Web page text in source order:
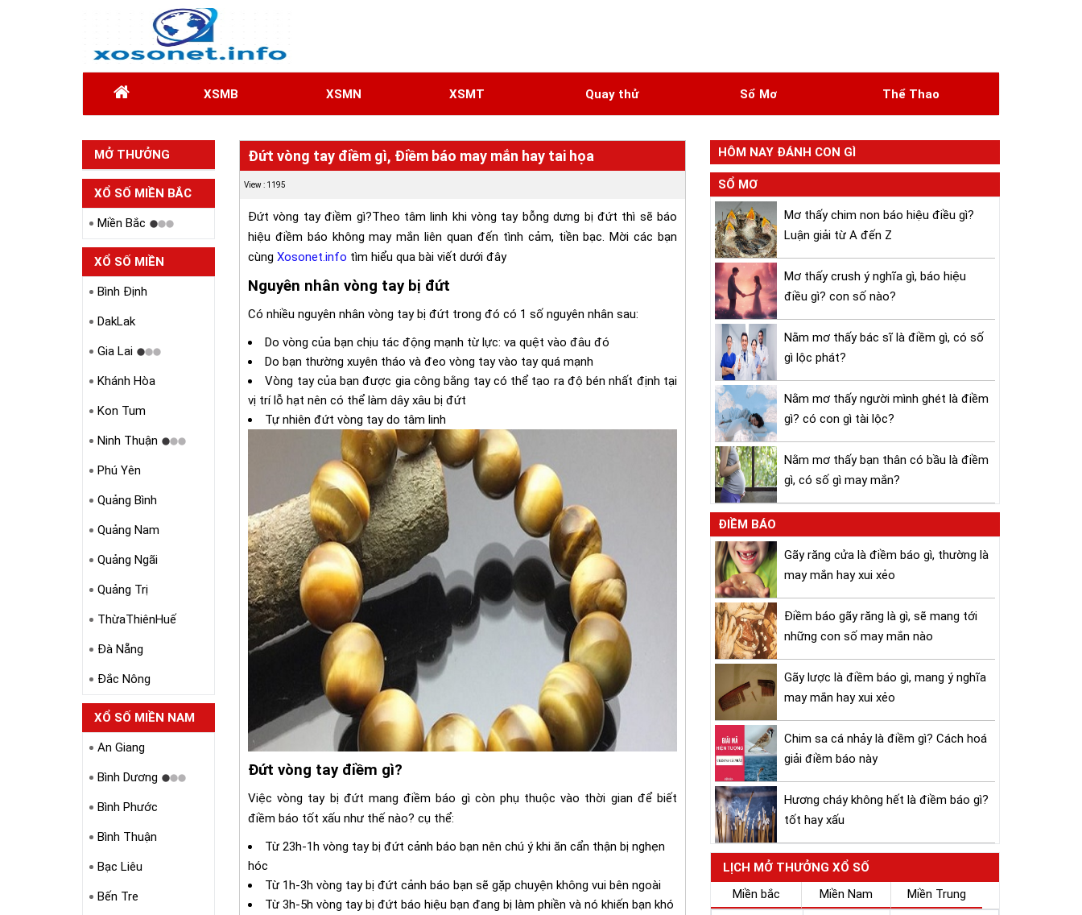
XSMB XSMN XSMT Quay thử Sổ Mơ Thể Thao
MỞ THƯỞNG
HÔM QUA
XỔ SỐ MIỀN BẮC
Miền Bắc
XỔ SỐ MIỀN
TRUNG
Bình Định
DakLak
Gia Lai
Khánh Hòa
Kon Tum
Ninh Thuận
Phú Yên
Quảng Bình
Quảng Nam
Quảng Ngãi
Quảng Trị
ThừaThiênHuế
Đà Nẵng
Đắc Nông
XỔ SỐ MIỀN NAM
An Giang
Bình Dương
Bình Phước
Bình Thuận
Bạc Liêu
Bến Tre
Đứt vòng tay điềm gì, Điềm báo may mắn hay tai họa
View : 1195
Đứt vòng tay điềm gì?Theo tâm linh khi vòng tay bỗng dưng bị đứt thì sẽ báo
hiệu điềm báo không may mắn liên quan đến tình cảm, tiền bạc. Mời các bạn
cùng Xosonet.info tìm hiểu qua bài viết dưới đây
Nguyên nhân vòng tay bị đứt
Có nhiều nguyên nhân vòng tay bị đứt trong đó có 1 số nguyên nhân sau:
Do vòng của bạn chịu tác động mạnh từ lực: va quệt vào đâu đó
Do bạn thường xuyên tháo và đeo vòng tay vào tay quá mạnh
Vòng tay của bạn được gia công bằng tay có thể tạo ra độ bén nhất định tại
vị trí lỗ hạt nên có thể làm dây xâu bị đứt
Tự nhiên đứt vòng tay do tâm linh
Đứt vòng tay điềm gì?
Việc vòng tay bị đứt mang điềm báo gì còn phụ thuộc vào thời gian để biết
điềm báo tốt xấu như thế nào? cụ thể:
Từ 23h-1h vòng tay bị đứt cảnh báo bạn nên chú ý khi ăn cẩn thận bị nghẹn
hóc
Từ 1h-3h vòng tay bị đứt cảnh báo bạn sẽ gặp chuyện không vui bên ngoài
Từ 3h-5h vòng tay bị đứt báo hiệu bạn đang bị làm phiền và nó khiến bạn khó
HÔM NAY ĐÁNH CON GÌ
SỔ MƠ
Mơ thấy chim non báo hiệu điều gì?
Luận giải từ A đến Z
Mơ thấy crush ý nghĩa gì, báo hiệu
điều gì? con số nào?
Nằm mơ thấy bác sĩ là điềm gì, có số
gì lộc phát?
Nằm mơ thấy người mình ghét là điềm
gì? có con gì tài lộc?
Nằm mơ thấy bạn thân có bầu là điềm
gì, có số gì may mắn?
ĐIỀM BÁO
Gãy răng cửa là điềm báo gì, thường là
may mắn hay xui xẻo
Điềm báo gãy răng là gì, sẽ mang tới
những con số may mắn nào
Gãy lược là điềm báo gì, mang ý nghĩa
may mắn hay xui xẻo
Chim sa cá nhảy là điềm gì? Cách hoá
giải điềm báo này
Hương cháy không hết là điềm báo gì?
tốt hay xấu
LỊCH MỞ THƯỞNG XỔ SỐ
Miền bắc
Miền Nam Miền Trung